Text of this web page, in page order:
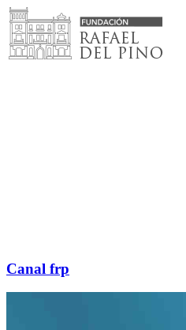
Saltar
al
contenido
Canal frp